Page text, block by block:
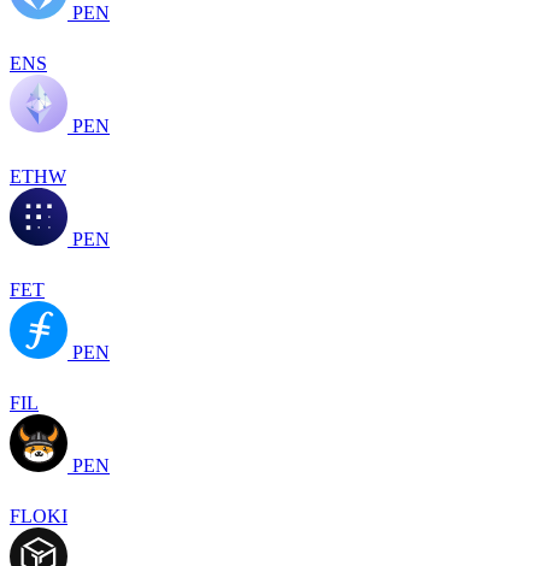
PEN
ENS
PEN
ETHW
PEN
FET
PEN
FIL
PEN
FLOKI